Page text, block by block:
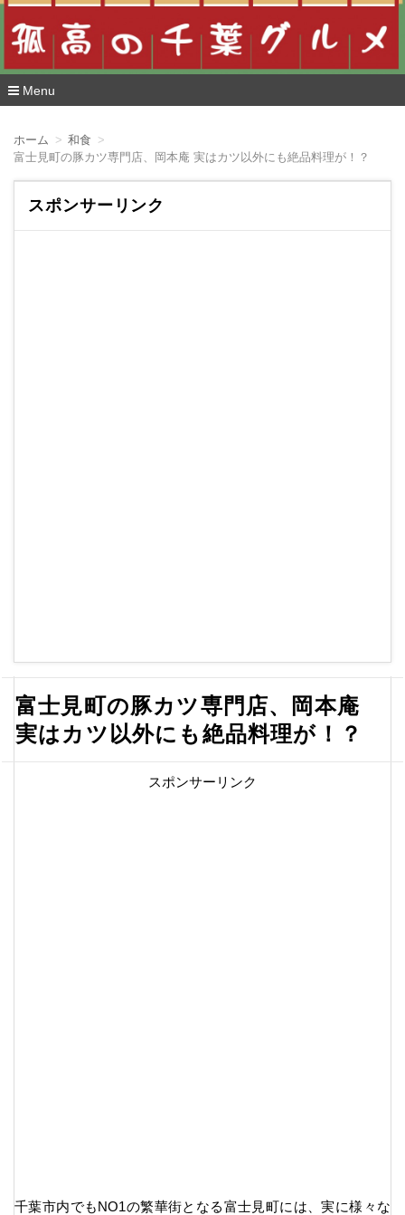
Menu
ホーム
和食
富士見町の豚カツ専門店、岡本庵 実はカツ以外にも絶品料理が！？
スポンサーリンク
富士見町の豚カツ専門店、岡本庵
実はカツ以外にも絶品料理が！？
スポンサーリンク
千葉市内でもNO1の繁華街となる富士見町には、実に様々な